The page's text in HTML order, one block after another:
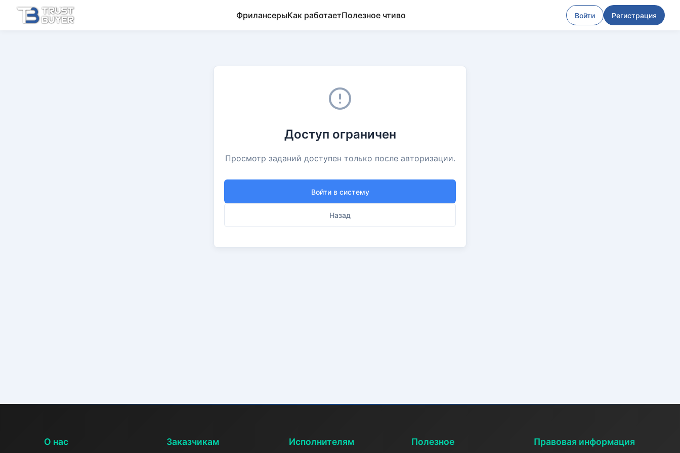
ФрилансерыКак работаетПолезное чтиво Войти Регистрация
Доступ ограничен
Просмотр заданий доступен только после авторизации.
Войти в систему
Назад
О нас Заказчикам Исполнителям Полезное Правовая информация